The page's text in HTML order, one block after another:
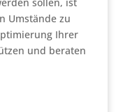
Umstände zu
Ihrer
und beraten